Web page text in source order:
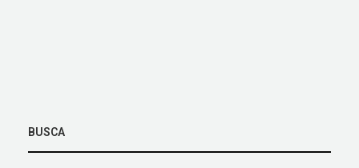
BUSCA